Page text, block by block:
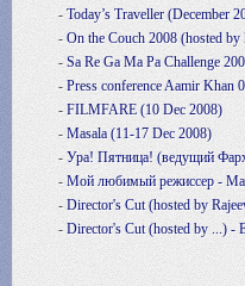
- Today’s Traveller (December
- On the Couch 2008 (hosted
- Sa Re Ga Ma Pa Challenge
- Press conference Aamir Khan
- FILMFARE (10 Dec 2008)
- Masala (11-17 Dec 2008)
- Ура! Пятница! (ведущий
- Мой любимый режиссер -
- Director's Cut (hosted by
- Director's Cut (hosted by ...) -